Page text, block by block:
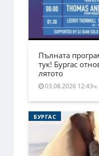
Пълната
тук! Бургас
лятото
03.08.2026 12:43ч.
БУРГАС